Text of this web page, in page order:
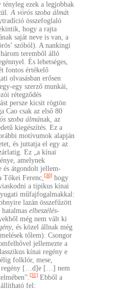
ezek a legjobbak
A vörös szoba álmát
összefoglaló
hogy a rajta
saját neve is van, a
szóból). A nankingi
teremből álló
És lehetséges,
fontos értékelő
olvasásban erősen
egy szerző munkái,
rétegződés
persze kicsit rögtön
Cao csak az első 80
szoba álmának, az
kiegészítés. Ez a
motívumok alapján
és juttatja el egy az
Ez „a kínai
amelynek
és átgondolt jellem-
Ferenc,[30] hogy
a tipikus kínai
műfajfogalmakkal:
lazán összefűzött
hatalmas elbeszélés-
még nem vált ki
, és közel állnak még
tőlem). Csongor
jellemezte a
kínai regény e
folklór, mese,
regény […d]e […] nem
[31] Ebből a
fel: